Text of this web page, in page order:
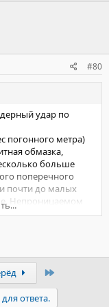
#80
удар по
погонного метра)
обмазка,
больше
поперечного
почти до малых
Непроницаемом
ответа.